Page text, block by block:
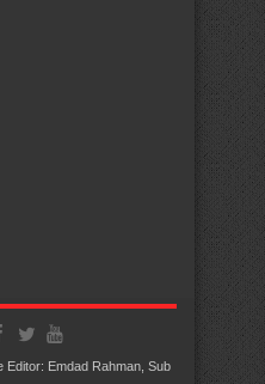
Editor: Emdad Rahman, Sub